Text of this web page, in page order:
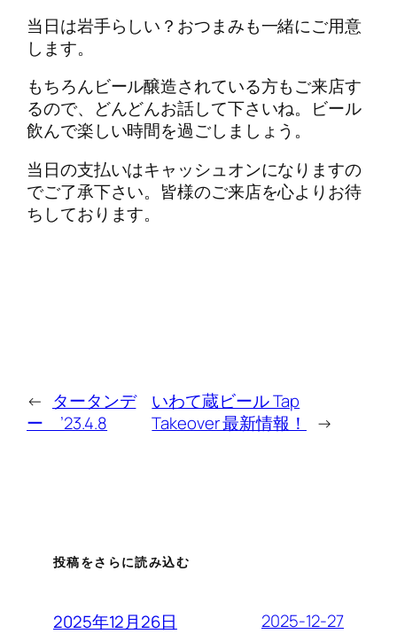
当日は岩手らしい？おつまみも一緒にご用意
します。
もちろんビール醸造されている方もご来店す
るので、どんどんお話して下さいね。ビール
飲んで楽しい時間を過ごしましょう。
当日の支払いはキャッシュオンになりますの
でご了承下さい。皆様のご来店を心よりお待
ちしております。
← タータンデ
ー ’23.4.8
いわて蔵ビール Tap
Takeover 最新情報！
→
投稿をさらに読み込む
2025年12月26日 2025-12-27